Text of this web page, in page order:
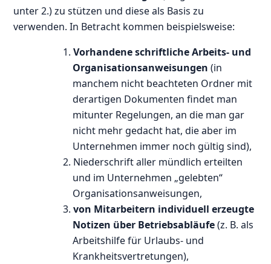
unter 2.) zu stützen und diese als Basis zu
verwenden. In Betracht kommen beispielsweise:
1.Vorhandene schriftliche Arbeits- und
Organisationsanweisungen (in
manchem nicht beachteten Ordner mit
derartigen Dokumenten findet man
mitunter Regelungen, an die man gar
nicht mehr gedacht hat, die aber im
Unternehmen immer noch gültig sind),
2. Niederschrift aller mündlich erteilten
und im Unternehmen „gelebten“
Organisationsanweisungen,
3.von Mitarbeitern individuell erzeugte
Notizen über Betriebsabläufe(z. B. als
Arbeitshilfe für Urlaubs- und
Krankheitsvertretungen),